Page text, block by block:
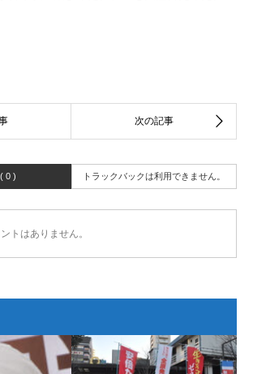
0 ) トラックバックは利用できません。
トはありません。